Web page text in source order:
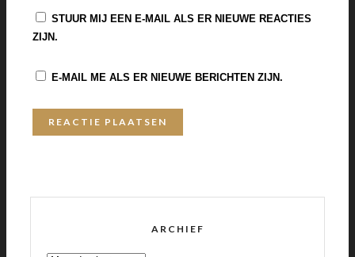
STUUR MIJ EEN E-MAIL ALS ER NIEUWE REACTIES
ZIJN.
E-MAIL ME ALS ER NIEUWE BERICHTEN ZIJN.
ARCHIEF
ARCHIEF